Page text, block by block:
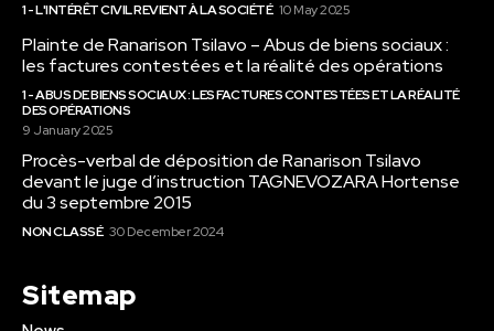
1 - L'INTÉRÊT CIVIL REVIENT À LA SOCIÉTÉ 10 May 2025
Plainte de Ranarison Tsilavo – Abus de biens sociaux :
les factures contestées et la réalité des opérations
1 - ABUS DE BIENS SOCIAUX : LES FACTURES CONTESTÉES ET LA RÉALITÉ
DES OPÉRATIONS
9 January 2025
Procès-verbal de déposition de Ranarison Tsilavo
devant le juge d’instruction TAGNEVOZARA Hortense
du 3 septembre 2015
NON CLASSÉ 30 December 2024
Sitemap